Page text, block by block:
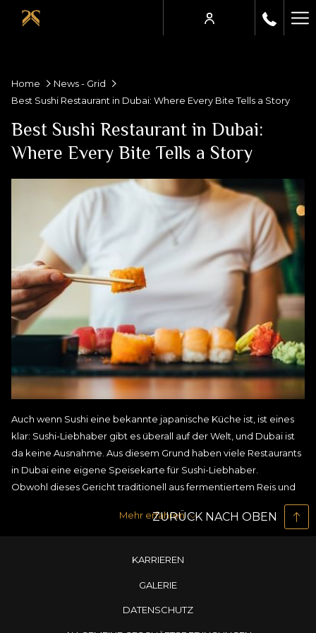
Home
News - Grid
Best Sushi Restaurant in Dubai: Where Every Bite Tells a Story
Best Sushi Restaurant in Dubai:
Where Every Bite Tells a Story
Auch wenn Sushi eine bekannte japanische Küche ist, ist eines
klar: Sushi-Liebhaber gibt es überall auf der Welt, und Dubai ist
da keine Ausnahme. Aus diesem Grund haben viele Restaurants
in Dubai eine eigene Speisekarte für Sushi-Liebhaber.
Obwohl dieses Gericht traditionell aus fermentiertem Reis und
verschiedenen Versionen entwickelt, die sogar Vegetarier zum
Heutzutage gibt es zwar viele der besten Sushi-Restaurants in
Das beste Sushi-Restaurant in Dubai
Mehr erfahrenZURÜCK NACH OBEN
KARRIEREN
GALERIE
DATENSCHUTZ